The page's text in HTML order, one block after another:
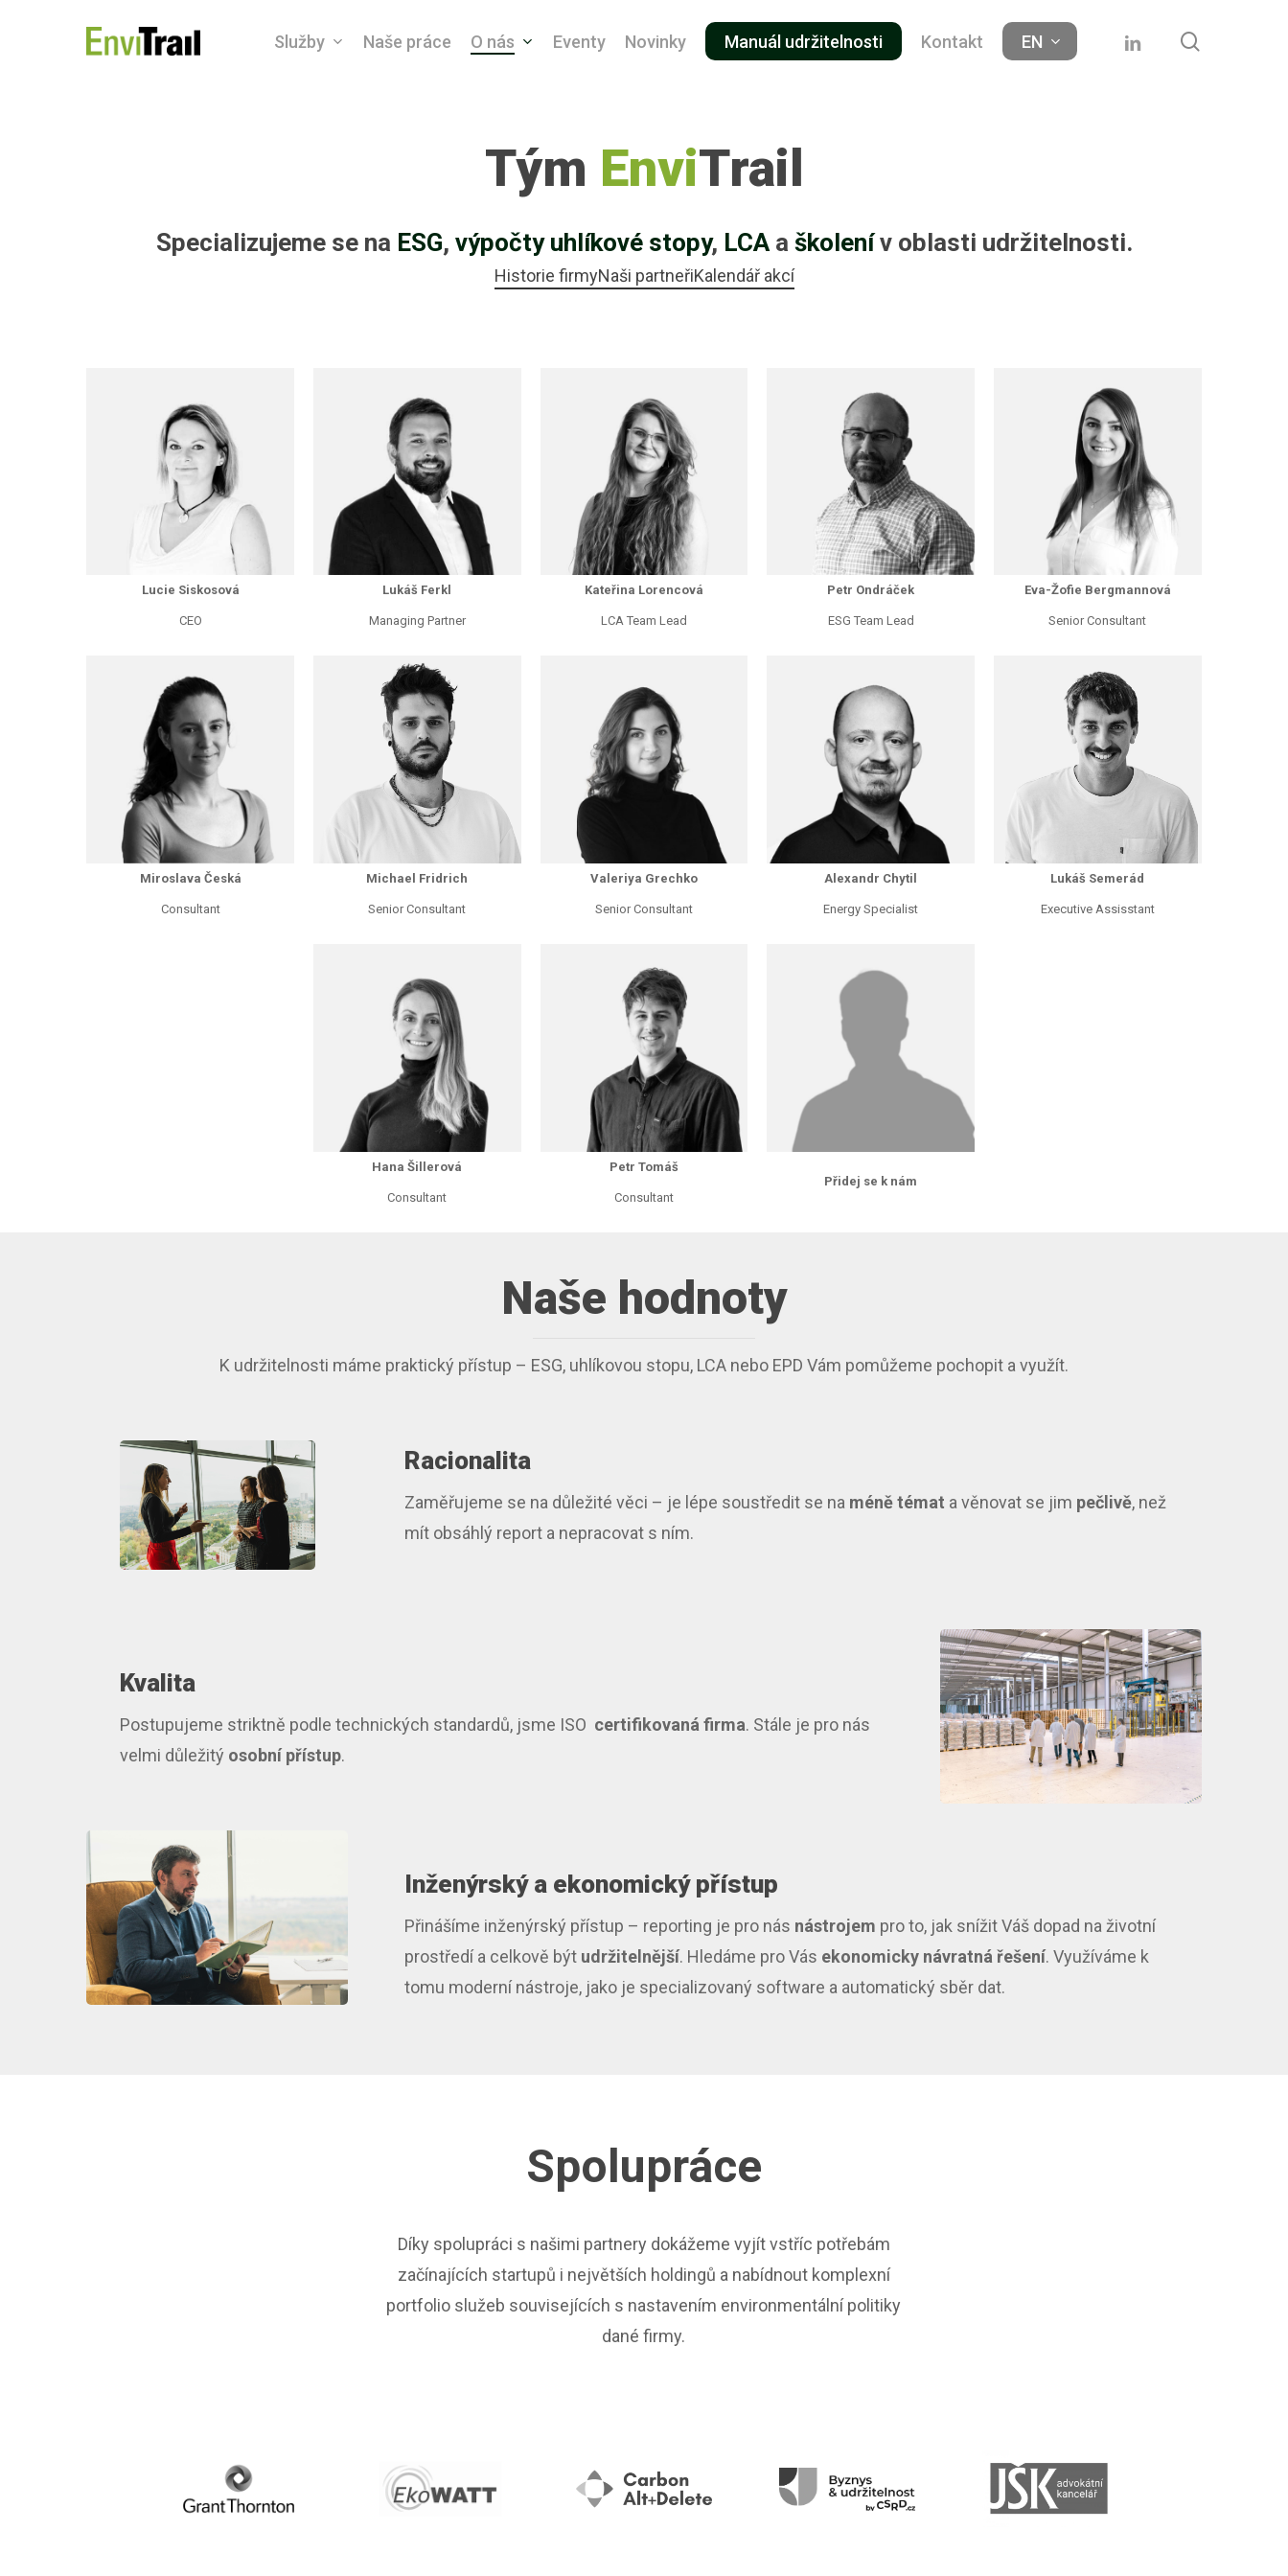
Služby Naše práce O nás Eventy Novinky Manuál udržitelnosti Kontakt EN linkedin
Tým EnviTrail
Specializujeme se na ESG, výpočty uhlíkové stopy, LCAa školenív oblasti udržitelnosti.
Historie firmyNaši partneřiKalendář akcí
Lucie Siskosová
CEO
Lukáš Ferkl
Managing Partner
Kateřina Lorencová
LCA Team Lead
Petr Ondráček
ESG Team Lead
Eva-Žofie Bergmannová
Senior Consultant
Miroslava Česká
Consultant
Michael Fridrich
Senior Consultant
Valeriya Grechko
Senior Consultant
Alexandr Chytil
Energy Specialist
Lukáš Semerád
Executive Assisstant
Hana Šillerová
Consultant
Petr Tomáš
Consultant
Přidej se k nám
Naše hodnoty
K udržitelnosti máme praktický přístup – ESG, uhlíkovou stopu, LCA nebo EPD Vám pomůžeme pochopit a využít.
Racionalita
Zaměřujeme se na důležité věci – je lépe soustředit se na méně témat a věnovat se jim pečlivě, než
mít obsáhlý report a nepracovat s ním.
Kvalita
Postupujeme striktně podle technických standardů, jsme ISO certifikovaná firma. Stále je pro nás
velmi důležitý osobní přístup.
Inženýrský a ekonomický přístup
Přinášíme inženýrský přístup – reporting je pro nás nástrojem pro to, jak snížit Váš dopad na životní
prostředí a celkově být udržitelnější. Hledáme pro Vás ekonomicky návratná řešení. Využíváme k
tomu moderní nástroje, jako je specializovaný software a automatický sběr dat.
Spolupráce
Díky spolupráci s našimi partnery dokážeme vyjít vstříc potřebám
začínajících startupů i největších holdingů a nabídnout komplexní
portfolio služeb souvisejících s nastavením environmentální politiky
dané firmy.